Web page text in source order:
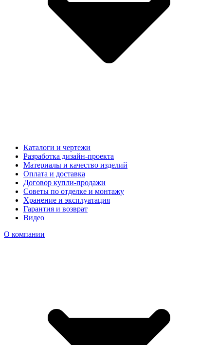
Каталоги и чертежи
Разработка дизайн-проекта
Материалы и качество изделий
Оплата и доставка
Договор купли-продажи
Советы по отделке и монтажу
Хранение и эксплуатация
Гарантия и возврат
Видео
О компании